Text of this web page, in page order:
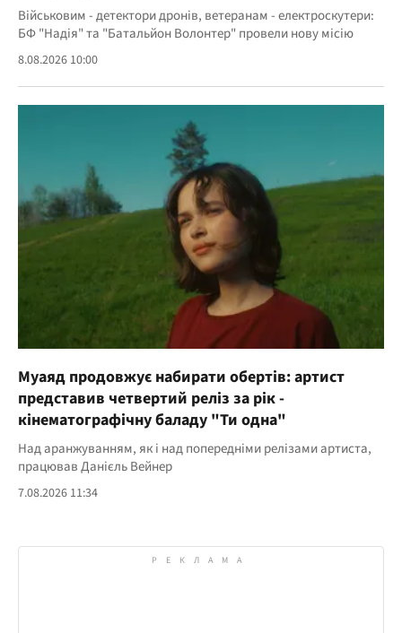
Військовим - детектори дронів, ветеранам - електроскутери:
БФ "Надія" та "Батальйон Волонтер" провели нову місію
8.08.2026 10:00
Муаяд продовжує набирати обертів: артист
представив четвертий реліз за рік -
кінематографічну баладу "Ти одна"
Над аранжуванням, як і над попередніми релізами артиста,
працював Данієль Вейнер
7.08.2026 11:34